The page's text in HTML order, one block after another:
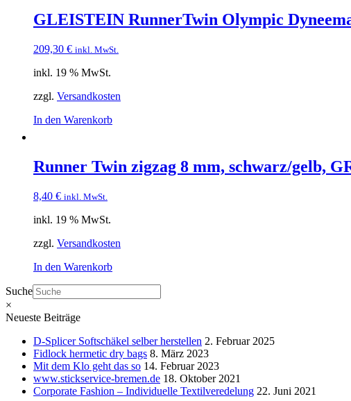
GLEISTEIN RunnerTwin Olympic
209,30 € inkl. MwSt.
inkl. 19 % MwSt.
zzgl. Versandkosten
In den Warenkorb
Runner Twin zigzag 8 mm, schwarz/gelb,
8,40 € inkl. MwSt.
inkl. 19 % MwSt.
zzgl. Versandkosten
In den Warenkorb
Suche
×
Neueste Beiträge
D-Splicer Softschäkel selber herstellen 2. Februar 2025
Fidlock hermetic dry bags 8. März 2023
Mit dem Klo geht das so 14. Februar 2023
www.stickservice-bremen.de 18. Oktober 2021
Corporate Fashion – Individuelle Textilveredelung 22. Juni 2021